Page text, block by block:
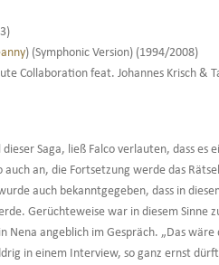
) (Symphonic Version) (1994/2008)
Collaboration feat. Johannes Krisch &
Saga, ließ Falco verlauten, dass es
an, die Fortsetzung werde das
auch bekanntgegeben, dass in
Gerüchteweise war in diesem Sinne
Nena angeblich im Gespräch. „Das
in einem Interview, so ganz ernst